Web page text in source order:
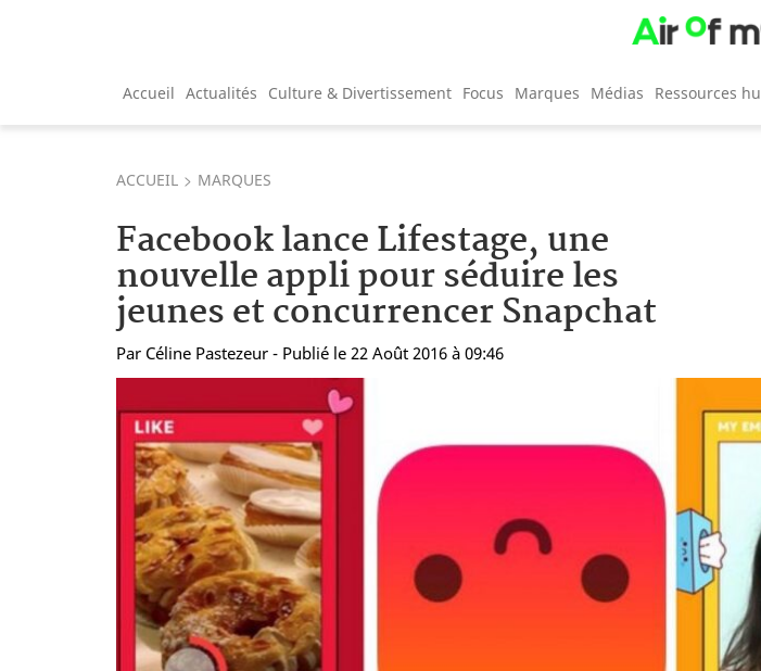
Accueil Actualités Culture & Divertissement Focus Marques Médias Ressources
ACCUEIL MARQUES
Facebook lance Lifestage, une
nouvelle appli pour séduire les
jeunes et concurrencer Snapchat
Par Céline Pastezeur - Publié le 22 Août 2016 à 09:46